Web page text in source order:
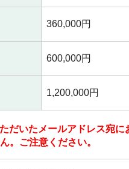
360,000円
600,000円
1,200,000円
いたメールアドレス宛に
。ご注意ください。